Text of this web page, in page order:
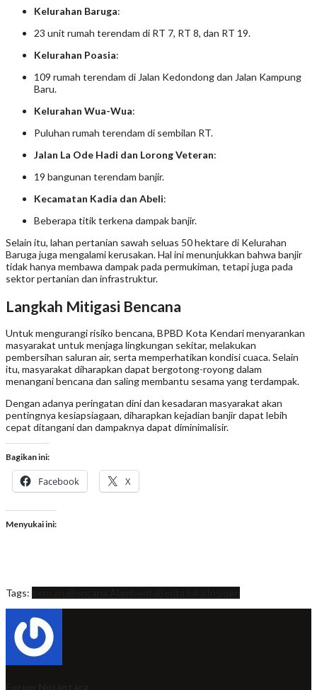
Kelurahan Baruga:
23 unit rumah terendam di RT 7, RT 8, dan RT 19.
Kelurahan Poasia:
109 rumah terendam di Jalan Kedondong dan Jalan Kampung
Baru.
Kelurahan Wua-Wua:
Puluhan rumah terendam di sembilan RT.
Jalan La Ode Hadi dan Lorong Veteran:
19 bangunan terendam banjir.
Kecamatan Kadia dan Abeli:
Beberapa titik terkena dampak banjir.
Selain itu, lahan pertanian sawah seluas 50 hektare di Kelurahan
Baruga juga mengalami kerusakan. Hal ini menunjukkan bahwa banjir
tidak hanya membawa dampak pada permukiman, tetapi juga pada
sektor pertanian dan infrastruktur.
Langkah Mitigasi Bencana
Untuk mengurangi risiko bencana, BPBD Kota Kendari menyarankan
masyarakat untuk menjaga lingkungan sekitar, melakukan
pembersihan saluran air, serta memperhatikan kondisi cuaca. Selain
itu, masyarakat diharapkan dapat bergotong-royong dalam
menangani bencana dan saling membantu sesama yang terdampak.
Dengan adanya peringatan dini dan kesadaran masyarakat akan
pentingnya kesiapsiagaan, diharapkan kejadian banjir dapat lebih
cepat ditangani dan dampaknya dapat diminimalisir.
Bagikan ini:
Facebook X
Menyukai ini:
Tags: